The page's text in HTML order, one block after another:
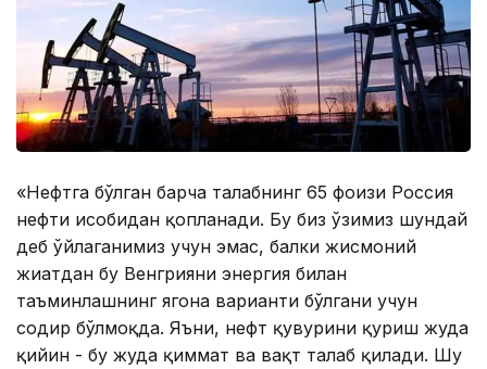
«Нефтга бўлган барча талабнинг 65 фоизи Россия
нефти ҳисобидан қопланади. Бу биз ўзимиз шундай
деб ўйлаганимиз учун эмас, балки жисмоний
жиҳатдан бу Венгрияни энергия билан
таъминлашнинг ягона варианти бўлгани учун
содир бўлмоқда. Яъни, нефт қувурини қуриш жуда
қийин - бу жуда қиммат ва вақт талаб қилади. Шу